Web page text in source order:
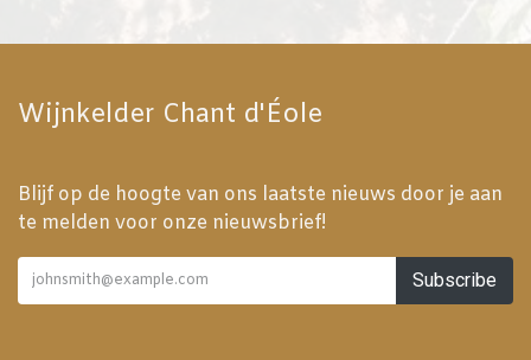
Wijnkelder Chant d'Éole
Blijf op de hoogte van ons laatste nieuws door je aan
te melden voor onze nieuwsbrief!
Subscribe